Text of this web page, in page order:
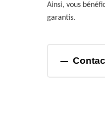
Ainsi, vous
garantis.